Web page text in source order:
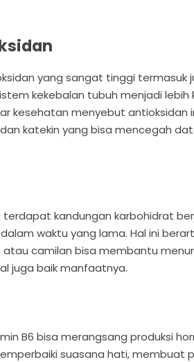
yang sangat tinggi termasuk
kekebalan tubuh menjadi lebih
kesehatan menyebut antioksidan
katekin yang bisa mencegah
kandungan karbohidrat
waktu yang lama. Hal ini
camilan bisa membantu
juga baik manfaatnya.
B6 bisa merangsang produksi
suasana hati, membuat